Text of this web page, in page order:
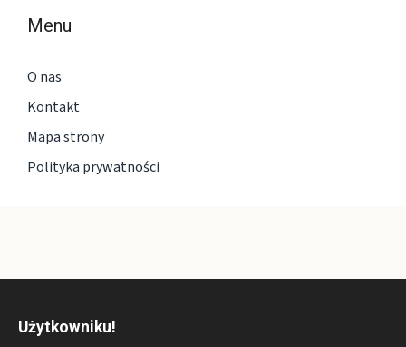
Menu
O nas
Kontakt
Mapa strony
Polityka prywatności
Użytkowniku!